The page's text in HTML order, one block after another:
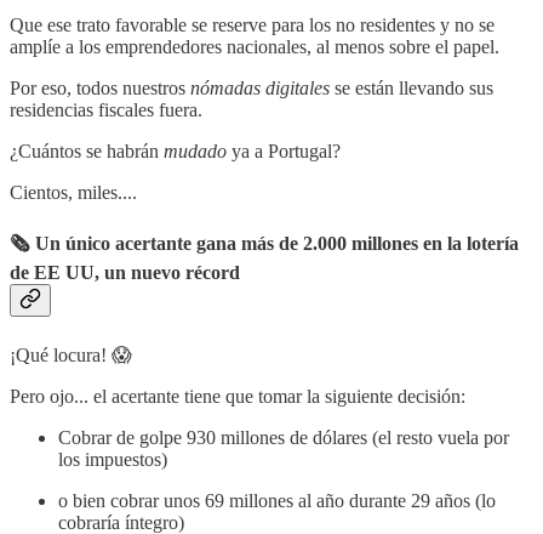
Que ese trato favorable se reserve para los no residentes y no se
amplíe a los emprendedores nacionales, al menos sobre el papel.
Por eso, todos nuestros nómadas digitales se están llevando sus
residencias fiscales fuera.
¿Cuántos se habrán mudado ya a Portugal?
Cientos, miles....
🗞 Un único acertante gana más de 2.000 millones en la lotería
de EE UU, un nuevo récord
¡Qué locura! 😱
Pero ojo... el acertante tiene que tomar la siguiente decisión:
Cobrar de golpe 930 millones de dólares (el resto vuela por
los impuestos)
o bien cobrar unos 69 millones al año durante 29 años (lo
cobraría íntegro)